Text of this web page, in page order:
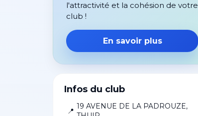
l'attractivité et la cohésion de votre
club !
En savoir plus
Infos du club
📍
19 AVENUE DE LA PADROUZE,